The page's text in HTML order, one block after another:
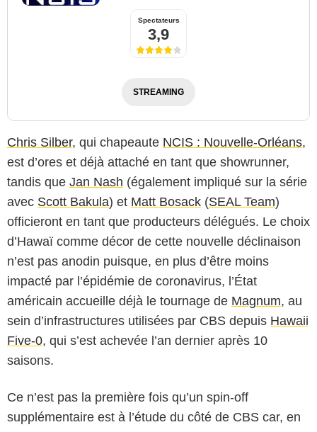
Spectateurs
3,9
STREAMING
Chris Silber, qui chapeaute NCIS : Nouvelle-Orléans,
est d’ores et déjà attaché en tant que showrunner,
tandis que Jan Nash (également impliqué sur la série
avec Scott Bakula) et Matt Bosack (SEAL Team)
officieront en tant que producteurs délégués. Le choix
d’Hawaï comme décor de cette nouvelle déclinaison
n’est pas anodin puisque, en plus d’être moins
impacté par l’épidémie de coronavirus, l’État
américain accueille déjà le tournage de Magnum, au
sein d’infrastructures utilisées par CBS depuis Hawaii
Five-0, qui s’est achevée l’an dernier après 10
saisons.
Ce n’est pas la première fois qu’un spin-off
supplémentaire est à l’étude du côté de CBS car, en